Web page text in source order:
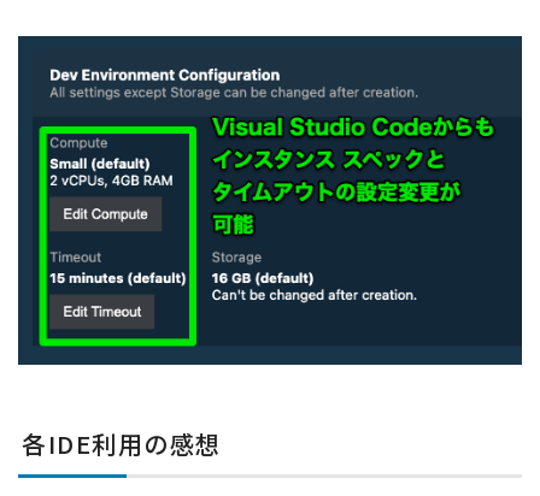
各IDE利用の感想